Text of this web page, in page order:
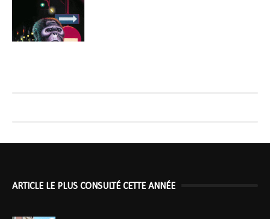
ARTICLE LE PLUS CONSULTÉ CETTE ANNÉE